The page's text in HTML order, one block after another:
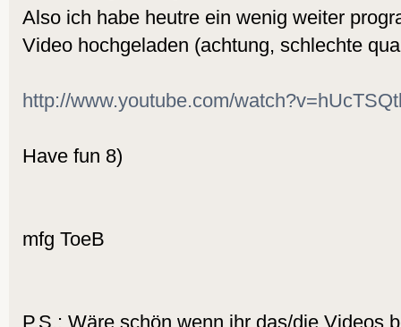
Also ich habe heutre ein wenig weiter
Video hochgeladen (achtung, schlechte
http://www.youtube.com/
Have fun 8)
mfg ToeB
P.S.: Wäre schön wenn ihr das/die Videos